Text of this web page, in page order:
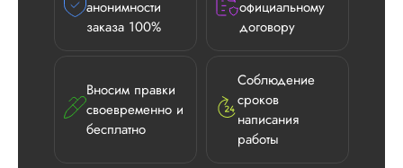
анонимности
заказа 100%
официальному
договору
Вносим правки
своевременно и
бесплатно
Соблюдение
сроков
написания
работы